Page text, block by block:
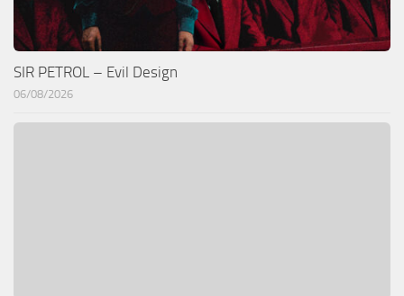
SIR PETROL – Evil Design
06/08/2026